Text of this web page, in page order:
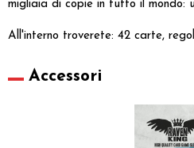
migliaia di copie in tutto il mondo:
All'interno troverete: 42 carte,
Accessori